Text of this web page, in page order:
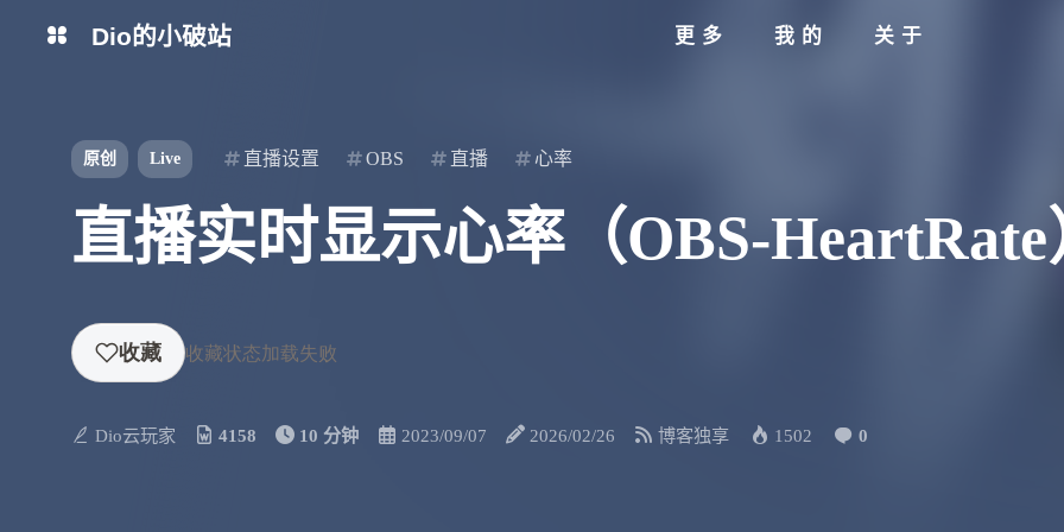
游戏交流群
OBS交流群
Dio的小破站 更多 我的 关于
原创 Live 直播设置 OBS 直播 心率
直播实时显示心率（OBS-HeartRate
Dio云玩家 4158 10 分钟 2023/09/07 2026/02/26 博客独享 1502 0